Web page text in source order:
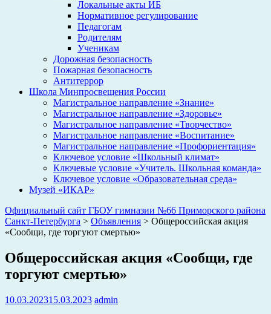
Локальные акты ИБ
Нормативное регулирование
Педагогам
Родителям
Ученикам
Дорожная безопасность
Пожарная безопасность
Антитеррор
Школа Минпросвещения России
Магистральное направление «Знание»
Магистральное направление «Здоровье»
Магистральное направление «Творчество»
Магистральное направление «Воспитание»
Магистральное направление «Профориентация»
Ключевое условие «Школьный климат»
Ключевые условие «Учитель. Школьная команда»
Ключевое условие «Образовательная среда»
Музей «ИКАР»
Официальный сайт ГБОУ гимназии №66 Приморского района
Санкт-Петербурга > Объявления > Общероссийская акция
«Сообщи, где торгуют смертью»
Общероссийская акция «Сообщи, где
торгуют смертью»
10.03.202315.03.2023 admin